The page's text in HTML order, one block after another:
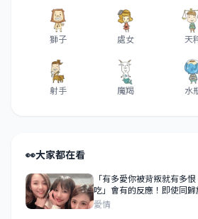
獅子 處女 天
射手 魔羯 水
👀大家都在看
「有多愛你被背叛就有多
吃」會有的反應！即使同歸
愛情